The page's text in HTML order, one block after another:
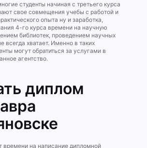
студенты начиная с третьего курса
свое совмещения учебы с работой и
опыта ну и заработка,
4-го курса времени на научную
библиотек, проведением научных
всегда хватает. Именно в таких
могут обратиться за услугами в
агентство.
диплом
времени на написание дипломной